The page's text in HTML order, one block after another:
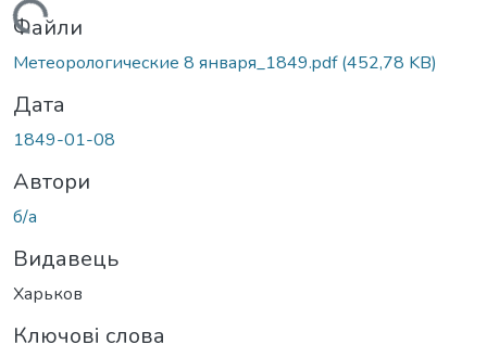
Вантажиться...
Файли
Метеорологические 8 января_1849.pdf(452,78 KB)
Дата
1849-01-08
Автори
б/а
Видавець
Харьков
Ключові слова